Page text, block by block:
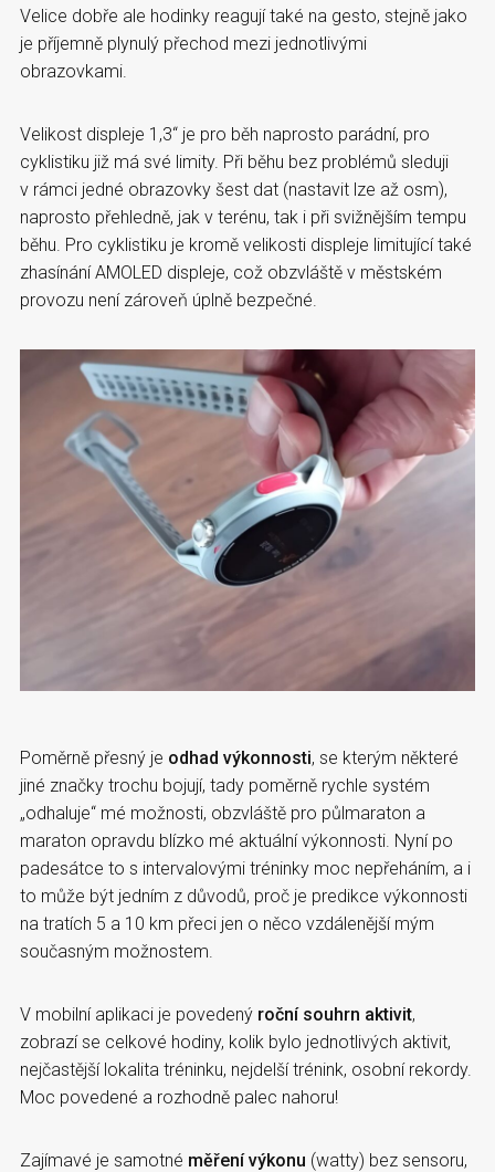
Velice dobře ale hodinky reagují také na gesto, stejně jako
je příjemně plynulý přechod mezi jednotlivými
obrazovkami.
Velikost displeje 1,3“ je pro běh naprosto parádní, pro
cyklistiku již má své limity. Při běhu bez problémů sleduji
v rámci jedné obrazovky šest dat (nastavit lze až osm),
naprosto přehledně, jak v terénu, tak i při svižnějším tempu
běhu. Pro cyklistiku je kromě velikosti displeje limitující také
zhasínání AMOLED displeje, což obzvláště v městském
provozu není zároveň úplně bezpečné.
Poměrně přesný je odhad výkonnosti, se kterým některé
jiné značky trochu bojují, tady poměrně rychle systém
„odhaluje“ mé možnosti, obzvláště pro půlmaraton a
maraton opravdu blízko mé aktuální výkonnosti. Nyní po
padesátce to s intervalovými tréninky moc nepřeháním, a i
to může být jedním z důvodů, proč je predikce výkonnosti
na tratích 5 a 10 km přeci jen o něco vzdálenější mým
současným možnostem.
V mobilní aplikaci je povedený roční souhrn aktivit,
zobrazí se celkové hodiny, kolik bylo jednotlivých aktivit,
nejčastější lokalita tréninku, nejdelší trénink, osobní rekordy.
Moc povedené a rozhodně palec nahoru!
Zajímavé je samotné měření výkonu (watty) bez sensoru,